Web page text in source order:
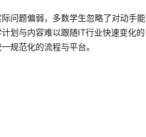
问题偏弱，多数学生忽略了对动手能
划与内容难以跟随IT行业快速变化的
规范化的流程与平台。